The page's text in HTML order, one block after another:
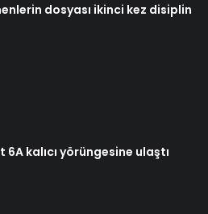
dosyası ikinci kez disiplin
6A kalıcı yörüngesine ulaştı